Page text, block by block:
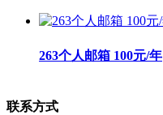
263个人邮箱 100元/年
联系方式